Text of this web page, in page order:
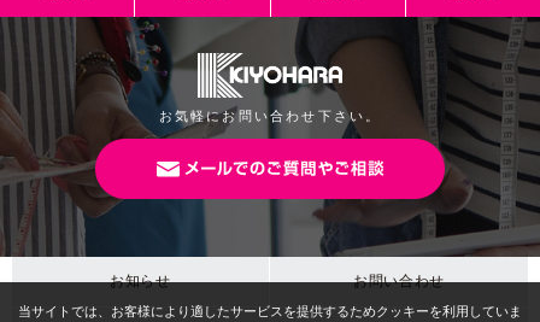
本体サイズ
JANコード 4965492219506
お気軽にお問い合わせ下さい。
お知らせ お問い合わせ